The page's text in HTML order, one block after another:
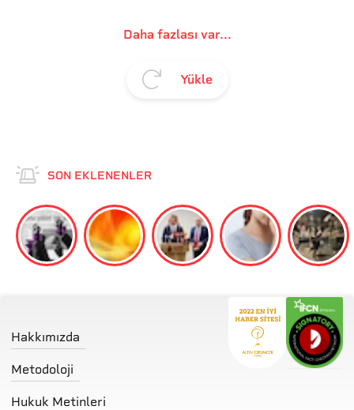
Daha fazlası var...
Yükle
SON EKLENENLER
Hakkımızda
Metodoloji
Hukuk Metinleri